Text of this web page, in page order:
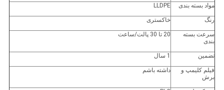
مواد بسته بندی LLDPE
رنگ خاکستری
سرعت بسته
بندی
20 تا 30 پالت/ساعت
تضمین 1 سال
فیلم کلیمپ و
برش
داشته باشم